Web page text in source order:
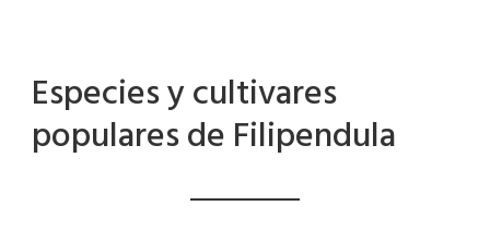
Especies y cultivares
populares de Filipendula